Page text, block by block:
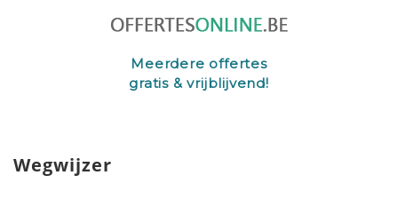
Meerdere offertes
gratis & vrijblijvend!
Wegwijzer